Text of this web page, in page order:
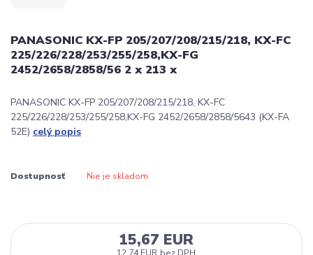
PANASONIC KX-FP 205/207/208/215/218, KX-FC
225/226/228/253/255/258,KX-FG
2452/2658/2858/56 2 x 213 x
PANASONIC KX-FP 205/207/208/215/218, KX-FC
225/226/228/253/255/258,KX-FG 2452/2658/2858/5643 (KX-FA
52E) celý popis
Dostupnosť Nie je skladom
15,67 EUR